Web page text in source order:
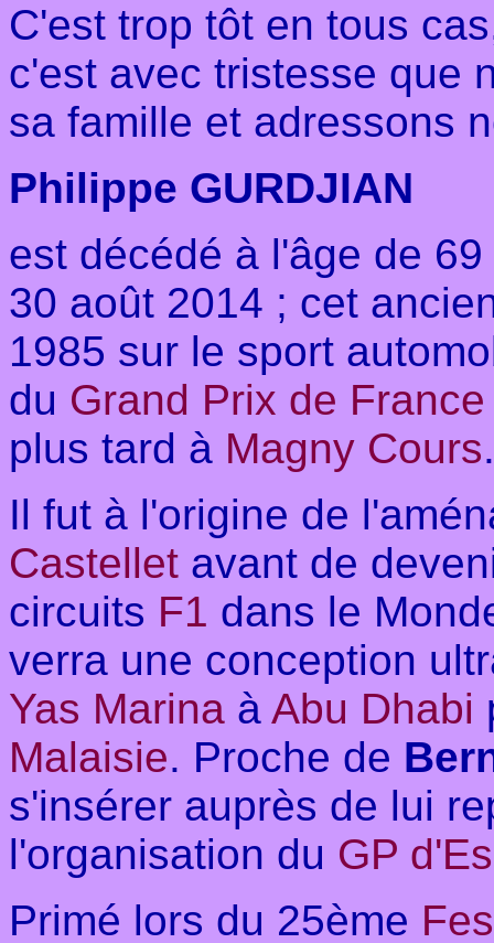
C'est trop tôt en tous
c'est avec tristesse que
sa famille et adressons
Philippe GURDJIAN
est décédé à l'âge de
30 août 2014 ; cet
1985 sur le sport
du Grand Prix de
plus tard à Magny Cours.
Il fut à l'origine de
Castellet avant de
circuits F1 dans le
verra une conception
Yas Marina à Abu Dhabi
Malaisie. Proche de
s'insérer auprès de lui
l'organisation du GP
Primé lors du 25ème